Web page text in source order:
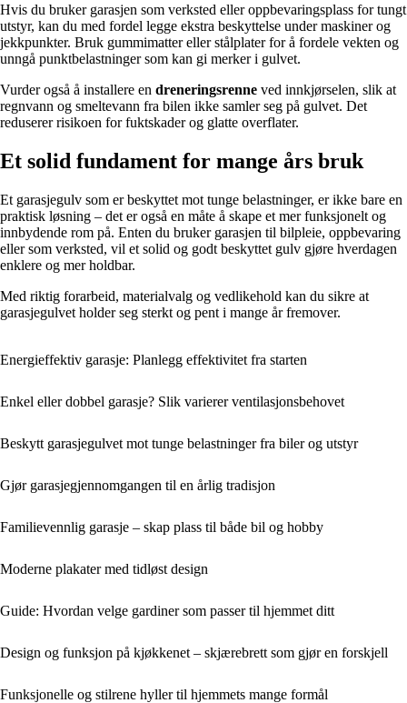
Hvis du bruker garasjen som verksted eller oppbevaringsplass for tungt
utstyr, kan du med fordel legge ekstra beskyttelse under maskiner og
jekkpunkter. Bruk gummimatter eller stålplater for å fordele vekten og
unngå punktbelastninger som kan gi merker i gulvet.
Vurder også å installere en dreneringsrenne ved innkjørselen, slik at
regnvann og smeltevann fra bilen ikke samler seg på gulvet. Det
reduserer risikoen for fuktskader og glatte overflater.
Et solid fundament for mange års bruk
Et garasjegulv som er beskyttet mot tunge belastninger, er ikke bare en
praktisk løsning – det er også en måte å skape et mer funksjonelt og
innbydende rom på. Enten du bruker garasjen til bilpleie, oppbevaring
eller som verksted, vil et solid og godt beskyttet gulv gjøre hverdagen
enklere og mer holdbar.
Med riktig forarbeid, materialvalg og vedlikehold kan du sikre at
garasjegulvet holder seg sterkt og pent i mange år fremover.
Energieffektiv garasje: Planlegg effektivitet fra starten
Enkel eller dobbel garasje? Slik varierer ventilasjonsbehovet
Beskytt garasjegulvet mot tunge belastninger fra biler og utstyr
Gjør garasjegjennomgangen til en årlig tradisjon
Familievennlig garasje – skap plass til både bil og hobby
Moderne plakater med tidløst design
Guide: Hvordan velge gardiner som passer til hjemmet ditt
Design og funksjon på kjøkkenet – skjærebrett som gjør en forskjell
Funksjonelle og stilrene hyller til hjemmets mange formål